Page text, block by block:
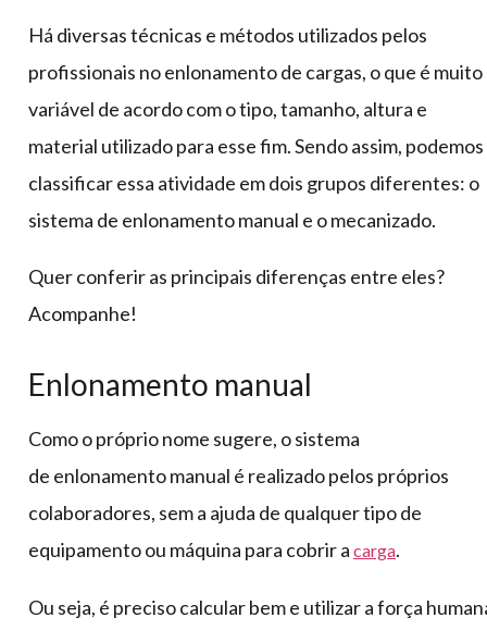
Há diversas técnicas e métodos utilizados pelos
profissionais no enlonamento de cargas, o que é muito
variável de acordo com o tipo, tamanho, altura e
material utilizado para esse fim. Sendo assim, podemos
classificar essa atividade em dois grupos diferentes: o
sistema de enlonamento manual e o mecanizado.
Quer conferir as principais diferenças entre eles?
Acompanhe!
Enlonamento manual
Como o próprio nome sugere, o sistema
de enlonamento manual é realizado pelos próprios
colaboradores, sem a ajuda de qualquer tipo de
equipamento ou máquina para cobrir a carga.
Ou seja, é preciso calcular bem e utilizar a força